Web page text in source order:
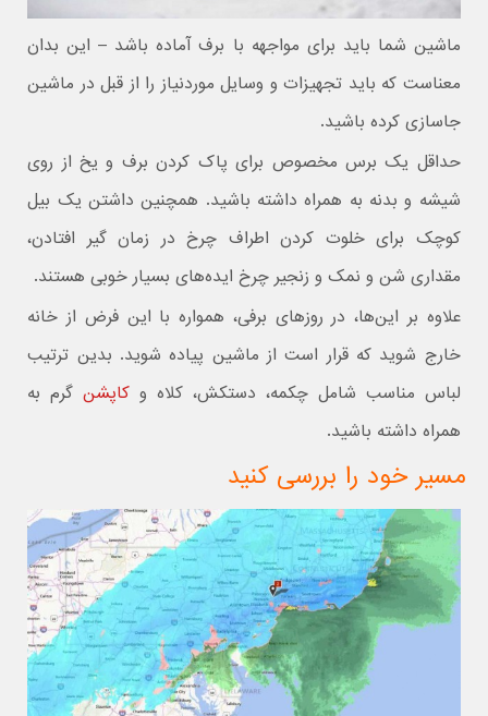
ماشین شما باید برای مواجهه با برف آماده باشد – این بدان
معناست که باید تجهیزات و وسایل موردنیاز را از قبل در ماشین
جاسازی کرده باشید.
حداقل یک برس مخصوص برای پاک کردن برف و یخ از روی
شیشه و بدنه به همراه داشته باشید. همچنین داشتن یک بیل
کوچک برای خلوت کردن اطراف چرخ در زمان گیر افتادن،
مقداری شن و نمک و زنجیر چرخ ایده‌های بسیار خوبی هستند.
علاوه بر این‌ها، در روزهای برفی، همواره با این فرض از خانه
خارج شوید که قرار است از ماشین پیاده شوید. بدین ترتیب
لباس مناسب شامل چکمه، دستکش، کلاه و کاپشنگرم به
همراه داشته باشید.
مسیر خود را بررسی کنید